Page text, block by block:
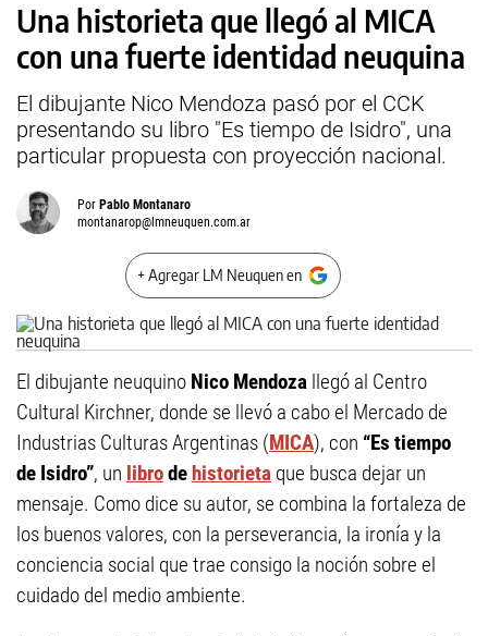
Una historieta que llegó al MICA
con una fuerte identidad neuquina
El dibujante Nico Mendoza pasó por el CCK
presentando su libro "Es tiempo de Isidro", una
particular propuesta con proyección nacional.
Por Pablo Montanaro
montanarop@lmneuquen.com.ar
+ Agregar LM Neuquen en
El dibujante neuquino Nico Mendoza llegó al Centro
Cultural Kirchner, donde se llevó a cabo el Mercado de
Industrias Culturas Argentinas (MICA), con “Es tiempo
de Isidro”, un librode historieta que busca dejar un
mensaje. Como dice su autor, se combina la fortaleza de
los buenos valores, con la perseverancia, la ironía y la
conciencia social que trae consigo la noción sobre el
cuidado del medio ambiente.